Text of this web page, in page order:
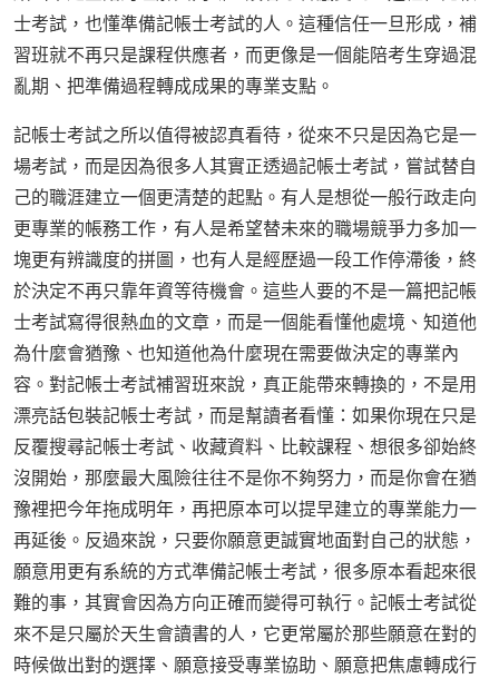
士考試，也懂準備記帳士考試的人。這種信任一旦形成，補
習班就不再只是課程供應者，而更像是一個能陪考生穿過混
亂期、把準備過程轉成成果的專業支點。
記帳士考試之所以值得被認真看待，從來不只是因為它是一
場考試，而是因為很多人其實正透過記帳士考試，嘗試替自
己的職涯建立一個更清楚的起點。有人是想從一般行政走向
更專業的帳務工作，有人是希望替未來的職場競爭力多加一
塊更有辨識度的拼圖，也有人是經歷過一段工作停滯後，終
於決定不再只靠年資等待機會。這些人要的不是一篇把記帳
士考試寫得很熱血的文章，而是一個能看懂他處境、知道他
為什麼會猶豫、也知道他為什麼現在需要做決定的專業內
容。對記帳士考試補習班來說，真正能帶來轉換的，不是用
漂亮話包裝記帳士考試，而是幫讀者看懂：如果你現在只是
反覆搜尋記帳士考試、收藏資料、比較課程、想很多卻始終
沒開始，那麼最大風險往往不是你不夠努力，而是你會在猶
豫裡把今年拖成明年，再把原本可以提早建立的專業能力一
再延後。反過來說，只要你願意更誠實地面對自己的狀態，
願意用更有系統的方式準備記帳士考試，很多原本看起來很
難的事，其實會因為方向正確而變得可執行。記帳士考試從
來不是只屬於天生會讀書的人，它更常屬於那些願意在對的
時候做出對的選擇、願意接受專業協助、願意把焦慮轉成行